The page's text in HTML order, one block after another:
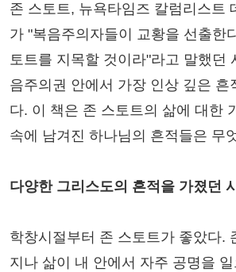
존 스토트, 뉴욕타임즈 칼럼리스트
가 "복음주의자들이 교황을 선출한
토트를 지목할 것이라"라고 말했던
음주의권 안에서 가장 인상 깊은 흔
다. 이 책은 존 스토트의 삶에 대한
속에 남겨진 하나님의 흔적들은 무
다양한 그리스도의 흔적을 가졌던
학창시절부터 존 스토트가 좋았다.
지나 삶이 내 안에서 자주 공명을